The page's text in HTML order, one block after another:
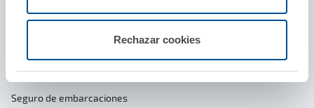
Rechazar cookies
Seguro de moto y ciclomotor
Seguro de accidentes
Seguro de embarcaciones